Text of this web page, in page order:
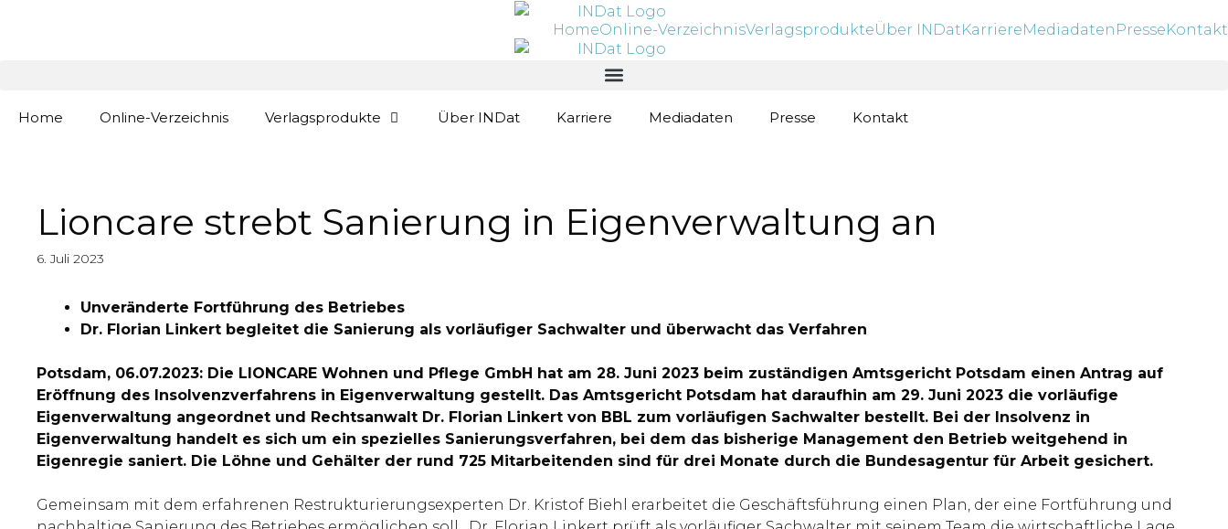
HomeOnline-VerzeichnisVerlagsprodukteÜber INDatKarriereMediadaten PresseKontakt
Home Online-Verzeichnis Verlagsprodukte Über INDat Karriere Mediadaten Presse Kontakt
Lioncare strebt Sanierung in Eigenverwaltung an
6. Juli 2023
Unveränderte Fortführung des Betriebes
Dr. Florian Linkert begleitet die Sanierung als vorläufiger Sachwalter und überwacht das Verfahren
Potsdam, 06.07.2023: Die LIONCARE Wohnen und Pflege GmbH hat am 28. Juni 2023 beim zuständigen Amtsgericht Potsdam einen Antrag auf
Eröffnung des Insolvenzverfahrens in Eigenverwaltung gestellt. Das Amtsgericht Potsdam hat daraufhin am 29. Juni 2023 die vorläufige
Eigenverwaltung angeordnet und Rechtsanwalt Dr. Florian Linkert von BBL zum vorläufigen Sachwalter bestellt. Bei der Insolvenz in
Eigenverwaltung handelt es sich um ein spezielles Sanierungsverfahren, bei dem das bisherige Management den Betrieb weitgehend in
Eigenregie saniert. Die Löhne und Gehälter der rund 725 Mitarbeitenden sind für drei Monate durch die Bundesagentur für Arbeit gesichert.
Gemeinsam mit dem erfahrenen Restrukturierungsexperten Dr. Kristof Biehl erarbeitet die Geschäftsführung einen Plan, der eine Fortführung und